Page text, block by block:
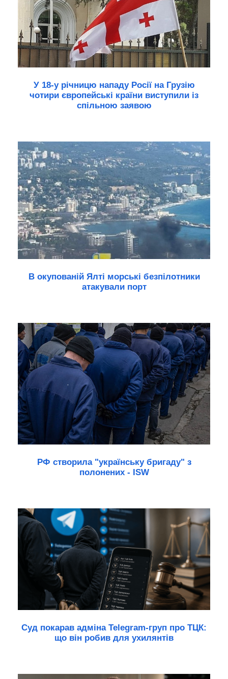
У 18-у річницю нападу Росії на Грузію
чотири європейські країни виступили із
спільною заявою
В окупованій Ялті морські безпілотники
атакували порт
РФ створила "українську бригаду" з
полонених - ISW
Суд покарав адміна Telegram-груп про ТЦК:
що він робив для ухилянтів